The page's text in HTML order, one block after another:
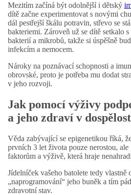
Mezitím začíná být odolnější i dětský
dítě začne experimentovat s novými
dál pestřejší škálu potravin, střevo se
bakteriemi. Zároveň už se dítě setkalo
bakterií a mikrobů, takže si úspěšně
infekcím a nemocem.
Nároky na poznávací schopnosti a
obrovské, proto je potřeba mu dodat
v jeho rozvoji.
Jak pomocí výživy
a jeho zdraví v
Věda zabývající se epigenetikou říká,
prvních 3 let života pouze nerostou,
faktorům a výživě, která hraje
Jídelníček vašeho batolete tedy vlastně
„naprogramování“ jeho buněk a tím
zdravotní stav.